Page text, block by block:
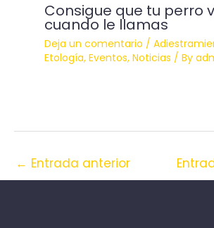
Consigue que tu perro
cuando le llamas
Deja un comentario /
Etología, Eventos, Noticias / By
← Entrada anterior